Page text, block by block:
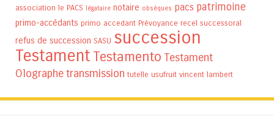
association le PACS légataire notaire obsèques pacs patrimoine
primo-accédants primo accedant Prévoyance recel successoral
refus de succession SASU succession
Testament Testamento Testament
Olographetransmission tutelle usufruit vincent lambert